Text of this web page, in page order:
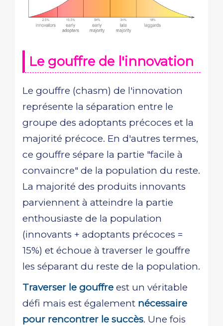
Le gouffre de l'innovation
Le gouffre (chasm) de l'innovation
représente la séparation entre le
groupe des adoptants précoces et la
majorité précoce. En d'autres termes,
ce gouffre sépare la partie "facile à
convaincre" de la population du reste.
La majorité des produits innovants
parviennent à atteindre la partie
enthousiaste de la population
(innovants + adoptants précoces =
15%) et échoue à traverser le gouffre
les séparant du reste de la population.
Traverser le gouffre est un véritable
défi mais est également nécessaire
pour rencontrer le succès. Une fois